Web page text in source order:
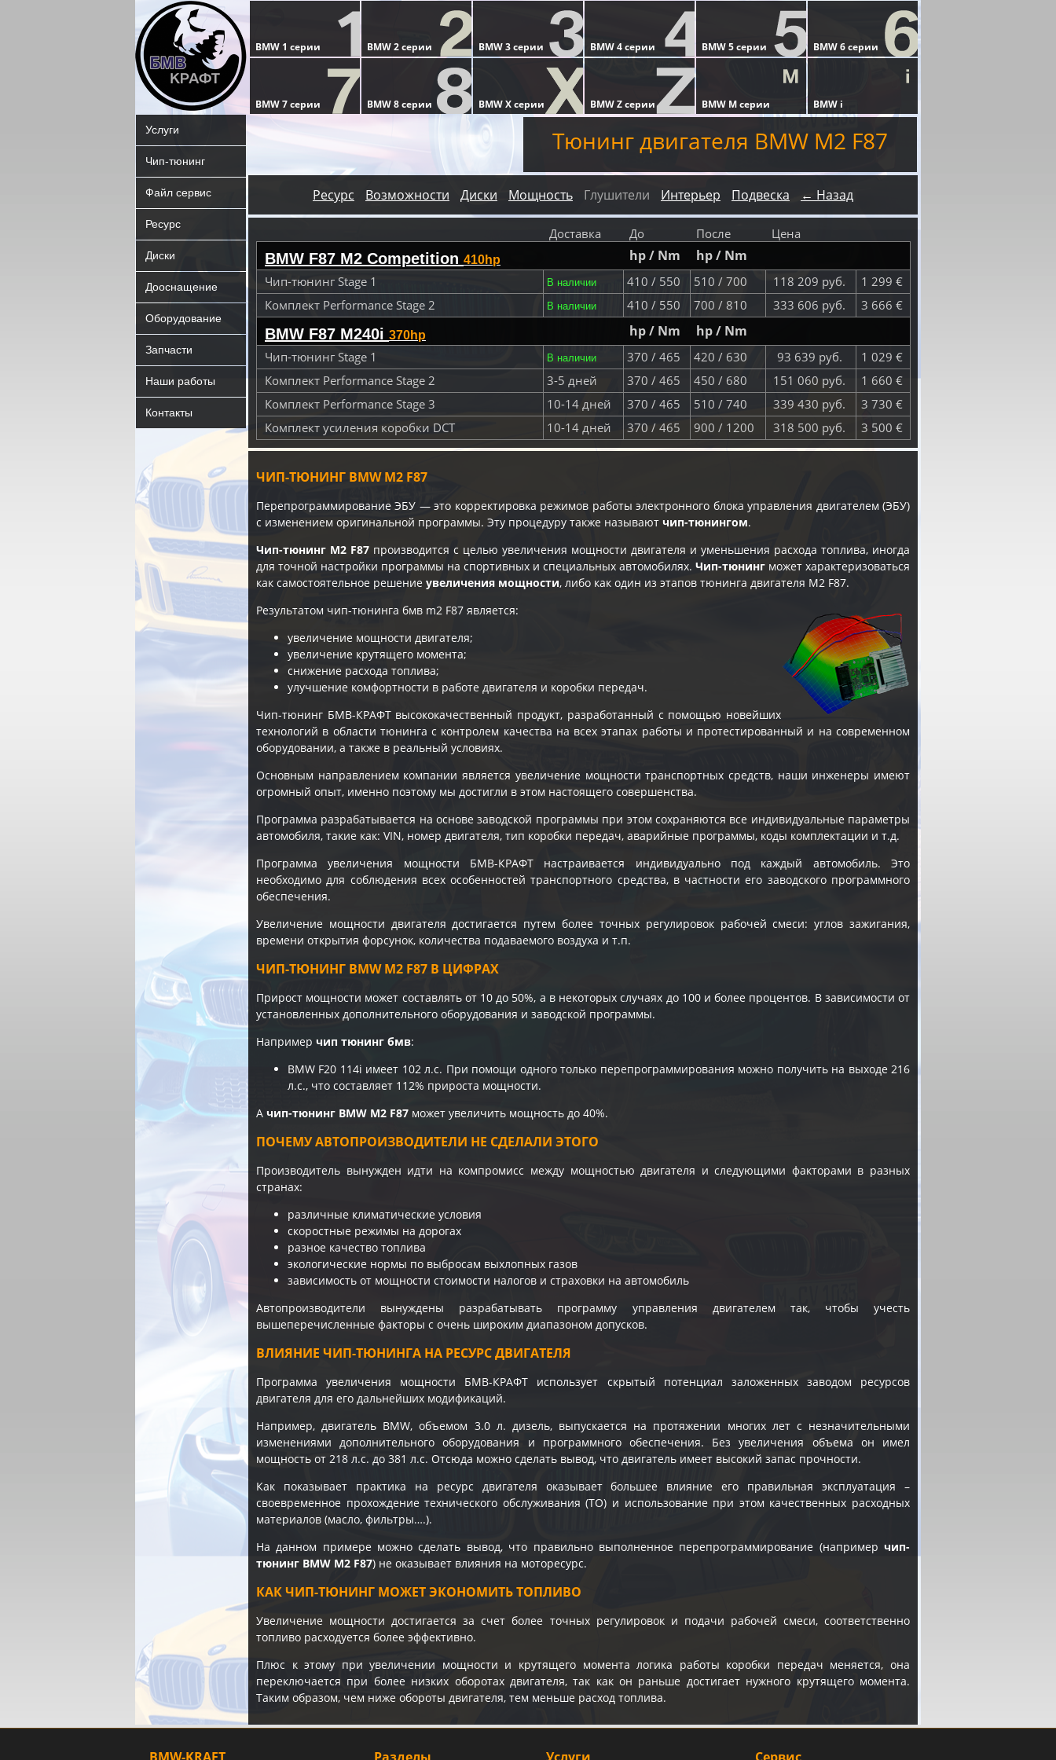
Услуги
Чип-тюнинг
Файл сервис
Ресурс
Диски
Дооснащение
Оборудование
Запчасти
Наши работы
Контакты
Тюнинг двигателя BMW M2 F87
Ресурс Возможности Диски Мощность Глушители Интерьер Подвеска ← Назад
Доставка До После Цена
BMW F87 M2 Competition 410hp hp / Nm hp / Nm
Чип-тюнинг Stage 1 В наличии 410 / 550 510 / 700 118 209 руб.
1 299 €
Комплект Performance Stage 2
В наличии 410 / 550 700 / 810 333 606 руб. 3 666 €
BMW F87 M240i 370hp hp / Nm hp / Nm
Чип-тюнинг Stage 1 В наличии 370 / 465 420 / 630 93 639 руб.
1 029 €
Комплект Performance Stage 2
3-5 дней 370 / 465 450 / 680 151 060 руб.
1 660 €
Комплект Performance Stage 3
10-14 дней 370 / 465 510 / 740 339 430 руб.
3 730 €
Комплект усиления коробки DCT
10-14 дней 370 / 465 900 / 1200 318 500 руб. 3 500 €
ЧИП-ТЮНИНГ BMW M2 F87
Перепрограммирование ЭБУ — это корректировка режимов работы электронного блока управления двигателем (ЭБУ)
с изменением оригинальной программы. Эту процедуру также называют чип-тюнингом.
Чип-тюнинг M2 F87 производится с целью увеличения мощности двигателя и уменьшения расхода топлива, иногда
для точной настройки программы на спортивных и специальных автомобилях. Чип-тюнинг может характеризоваться
как самостоятельное решение увеличения мощности, либо как один из этапов тюнинга двигателя M2 F87.
Результатом чип-тюнинга бмв m2 F87 является:
увеличение мощности двигателя;
увеличение крутящего момента;
снижение расхода топлива;
улучшение комфортности в работе двигателя и коробки передач.
Чип-тюнинг БМВ-КРАФТ высококачественный продукт, разработанный с помощью новейших
технологий в области тюнинга с контролем качества на всех этапах работы и протестированный и на современном
оборудовании, а также в реальный условиях.
Основным направлением компании является увеличение мощности транспортных средств, наши инженеры имеют
огромный опыт, именно поэтому мы достигли в этом настоящего совершенства.
Программа разрабатывается на основе заводской программы при этом сохраняются все индивидуальные параметры
автомобиля, такие как: VIN, номер двигателя, тип коробки передач, аварийные программы, коды комплектации и т.д.
Программа увеличения мощности БМВ-КРАФТ настраивается индивидуально под каждый автомобиль. Это
необходимо для соблюдения всех особенностей транспортного средства, в частности его заводского программного
обеспечения.
Увеличение мощности двигателя достигается путем более точных регулировок рабочей смеси: углов зажигания,
времени открытия форсунок, количества подаваемого воздуха и т.п.
ЧИП-ТЮНИНГ BMW M2 F87 В ЦИФРАХ
Прирост мощности может составлять от 10 до 50%, а в некоторых случаях до 100 и более процентов. В зависимости от
установленных дополнительного оборудования и заводской программы.
Например чип тюнинг бмв:
BMW F20 114i имеет 102 л.с. При помощи одного только перепрограммирования можно получить на выходе 216
л.с., что составляет 112% прироста мощности.
А чип-тюнинг BMW M2 F87 может увеличить мощность до 40%.
ПОЧЕМУ АВТОПРОИЗВОДИТЕЛИ НЕ СДЕЛАЛИ ЭТОГО
Производитель вынужден идти на компромисс между мощностью двигателя и следующими факторами в разных
странах:
различные климатические условия
скоростные режимы на дорогах
разное качество топлива
экологические нормы по выбросам выхлопных газов
зависимость от мощности стоимости налогов и страховки на автомобиль
Автопроизводители вынуждены разрабатывать программу управления двигателем так, чтобы учесть
вышеперечисленные факторы с очень широким диапазоном допусков.
ВЛИЯНИЕ ЧИП-ТЮНИНГА НА РЕСУРС ДВИГАТЕЛЯ
Программа увеличения мощности БМВ-КРАФТ использует скрытый потенциал заложенных заводом ресурсов
двигателя для его дальнейших модификаций.
Например, двигатель BMW, объемом 3.0 л. дизель, выпускается на протяжении многих лет с незначительными
изменениями дополнительного оборудования и программного обеспечения. Без увеличения объема он имел
мощность от 218 л.с. до 381 л.с. Отсюда можно сделать вывод, что двигатель имеет высокий запас прочности.
Как показывает практика на ресурс двигателя оказывает большее влияние его правильная эксплуатация –
своевременное прохождение технического обслуживания (ТО) и использование при этом качественных расходных
материалов (масло, фильтры….).
На данном примере можно сделать вывод, что правильно выполненное перепрограммирование (например чип-
тюнинг BMW M2 F87) не оказывает влияния на моторесурс.
КАК ЧИП-ТЮНИНГ МОЖЕТ ЭКОНОМИТЬ ТОПЛИВО
Увеличение мощности достигается за счет более точных регулировок и подачи рабочей смеси, соответственно
топливо расходуется более эффективно.
Плюс к этому при увеличении мощности и крутящего момента логика работы коробки передач меняется, она
переключается при более низких оборотах двигателя, так как он раньше достигает нужного крутящего момента.
Таким образом, чем ниже обороты двигателя, тем меньше расход топлива.